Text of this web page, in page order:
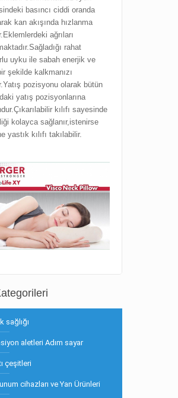
basıncı ciddi oranda
kan akışında hızlanma
ağrıları
rahat
uyku ile sabah enerjik ve
şekilde kalkmanızı
pozisyonu olarak bütün
yatış pozisyonlarına
kılıfı sayesinde
kolayca sağlanır,istenirse
yastık kılıfı takılabilir.
sağlığı
aletleri Adım sayar
çeşitleri
cihazları ve Yan Ürünleri